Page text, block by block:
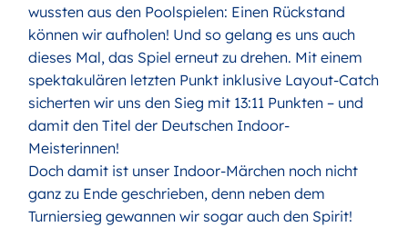
wussten aus den Poolspielen: Einen Rückstand
können wir aufholen! Und so gelang es uns auch
dieses Mal, das Spiel erneut zu drehen. Mit einem
spektakulären letzten Punkt inklusive Layout-Catch
sicherten wir uns den Sieg mit 13:11 Punkten – und
damit den Titel der Deutschen Indoor-
Meisterinnen!
Doch damit ist unser Indoor-Märchen noch nicht
ganz zu Ende geschrieben, denn neben dem
Turniersieg gewannen wir sogar auch den Spirit!